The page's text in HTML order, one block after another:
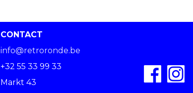
CONTACT
info@retroronde.be
+32 55 33 99 33
Markt 43